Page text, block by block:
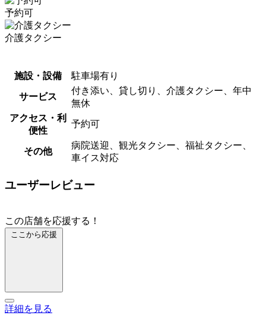
予約可
介護タクシー
施設・設備 駐車場有り
サービス
付き添い、貸し切り、介護タクシー、年中
無休
アクセス・利
便性
予約可
その他
病院送迎、観光タクシー、福祉タクシー、
車イス対応
ユーザーレビュー
この店舗を応援する！
ここから応援
詳細を見る